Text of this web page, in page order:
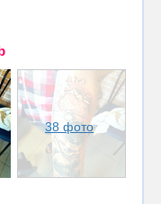
38 фото